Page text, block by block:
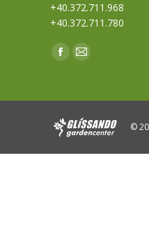
+40.372.711.968
+40.372.711.780
Find us on:
Facebook
new
Mail
new
©